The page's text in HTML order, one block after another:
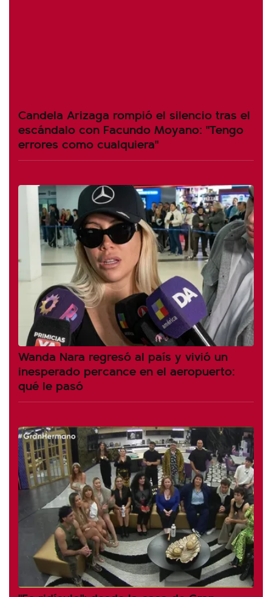
Candela Arizaga rompió el silencio tras el
escándalo con Facundo Moyano: "Tengo
errores como cualquiera"
Wanda Nara regresó al país y vivió un
inesperado percance en el aeropuerto:
qué le pasó